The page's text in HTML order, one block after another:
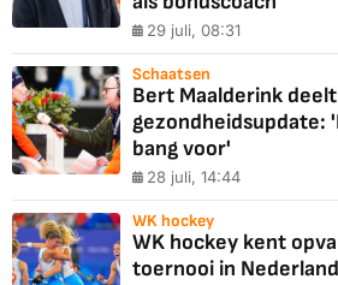
29 juli, 08:31
Schaatsen
Bert Maalderink
gezondheidsupdate:
bang voor'
28 juli, 14:44
WK hockey
WK hockey kent
toernooi in